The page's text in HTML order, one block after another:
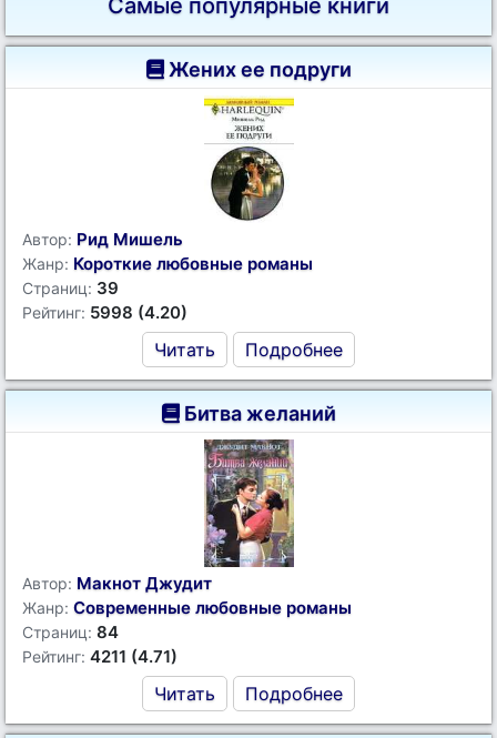
Самые популярные книги
Жених ее подруги
Автор: Рид Мишель
Жанр: Короткие любовные романы
Страниц: 39
Рейтинг: 5998 (4.20)
Читать Подробнее
Битва желаний
Автор: Макнот Джудит
Жанр: Современные любовные романы
Страниц: 84
Рейтинг: 4211 (4.71)
Читать Подробнее